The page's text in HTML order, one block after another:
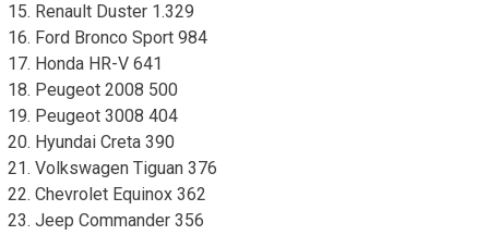
15. Renault Duster 1.329
16. Ford Bronco Sport 984
17. Honda HR-V 641
18. Peugeot 2008 500
19. Peugeot 3008 404
20. Hyundai Creta 390
21. Volkswagen Tiguan 376
22. Chevrolet Equinox 362
23. Jeep Commander 356